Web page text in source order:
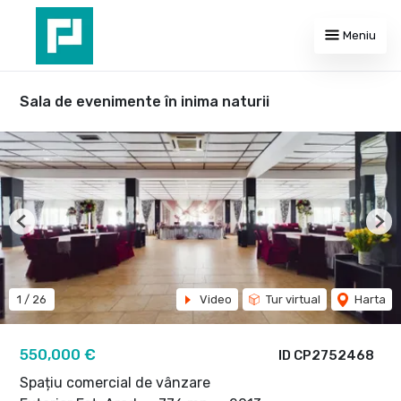
Meniu
Sala de evenimente în inima naturii
ID CP2752468
550,000 €
Spațiu comercial de vânzare
1 / 26 Video Tur virtual Harta
Previous